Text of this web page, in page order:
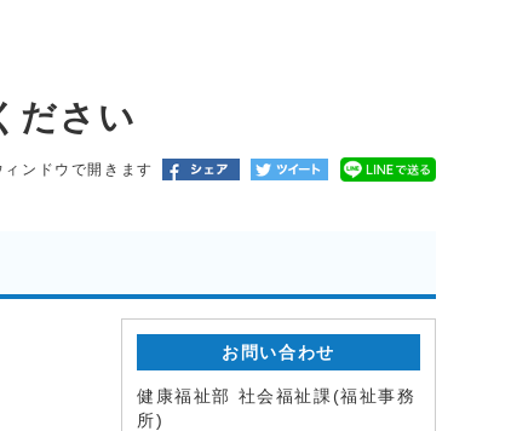
ださい
ンドウで開きます
お問い合わせ
健康福祉部 社会福祉課(福祉事務
所)